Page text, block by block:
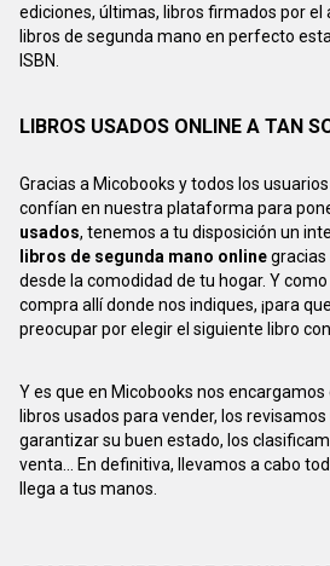
ediciones, últimas, libros firmados por el
libros de segunda mano en perfecto
ISBN.
LIBROS USADOS ONLINE A TAN
Gracias a Micobooks y todos los
confían en nuestra plataforma para
usados, tenemos a tu disposición un
libros de segunda mano onlinegracias
desde la comodidad de tu hogar. Y
compra allí donde nos indiques, ¡para
preocupar por elegir el siguiente libro
Y es que en Micobooks nos
libros usados para vender, los
garantizar su buen estado, los
venta... En definitiva, llevamos a cabo
llega a tus manos.